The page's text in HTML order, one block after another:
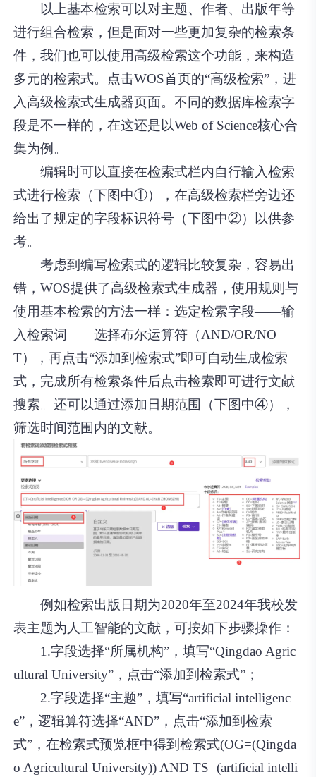
以上基本检索可以对主题、作者、出版年等
进行组合检索，但是面对一些更加复杂的检索条
件，我们也可以使用高级检索这个功能，来构造
多元的检索式。点击WOS首页的“高级检索”，进
入高级检索式生成器页面。不同的数据库检索字
段是不一样的，在这还是以Web of Science核心合
集为例。
编辑时可以直接在检索式栏内自行输入检索
式进行检索（下图中①），在高级检索栏旁边还
给出了规定的字段标识符号（下图中②）以供参
考。
考虑到编写检索式的逻辑比较复杂，容易出
错，WOS提供了高级检索式生成器，使用规则与
使用基本检索的方法一样：选定检索字段——输
入检索词——选择布尔运算符（AND/OR/NO
T），再点击“添加到检索式”即可自动生成检索
式，完成所有检索条件后点击检索即可进行文献
搜索。还可以通过添加日期范围（下图中④），
筛选时间范围内的文献。
例如检索出版日期为2020年至2024年我校发
表主题为人工智能的文献，可按如下步骤操作：
1.字段选择“所属机构”，填写“Qingdao Agric
ultural University”，点击“添加到检索式”；
2.字段选择“主题”，填写“artificial intelligenc
e”，逻辑算符选择“AND”，点击“添加到检索
式”，在检索式预览框中得到检索式(OG=(Qingda
o Agricultural University)) AND TS=(artificial intelli